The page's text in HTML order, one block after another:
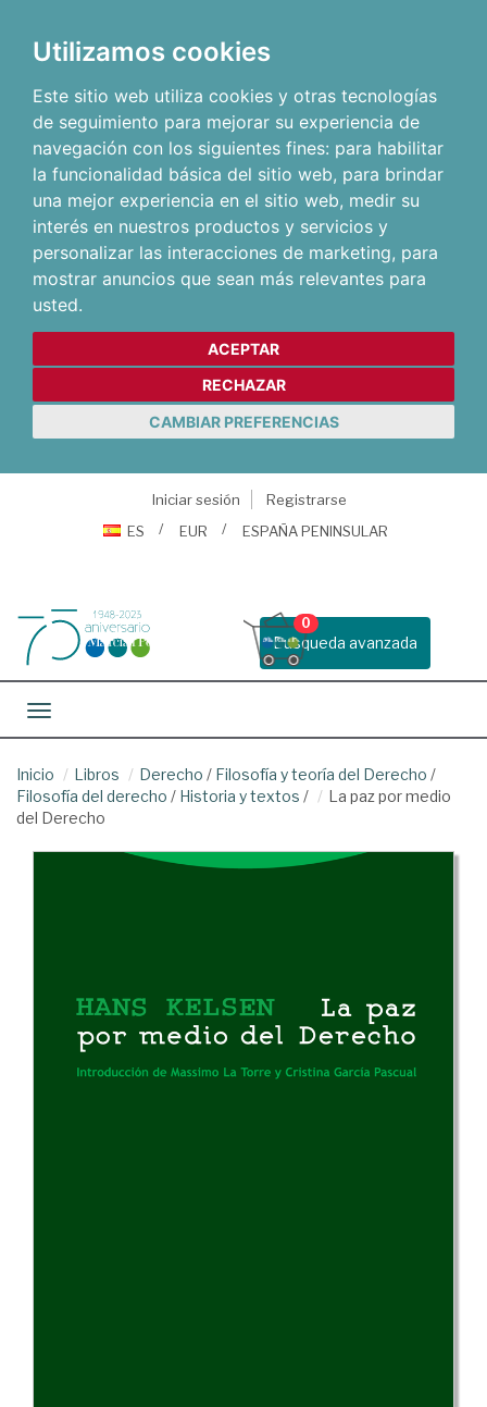
Utilizamos cookies
Este sitio web utiliza cookies y otras tecnologías
de seguimiento para mejorar su experiencia de
navegación con los siguientes fines: para habilitar
la funcionalidad básica del sitio web, para brindar
una mejor experiencia en el sitio web, medir su
interés en nuestros productos y servicios y
personalizar las interacciones de marketing, para
mostrar anuncios que sean más relevantes para
usted.
ACEPTAR
RECHAZAR
CAMBIAR PREFERENCIAS
Iniciar sesión
Registrarse
ES
EUR ESPAÑA PENINSULAR
Busqueda avanzada
0
Toggle navigation
Inicio Libros Derecho / Filosofía y teoría del Derecho /
Filosofía del derecho / Historia y textos /
La paz por medio
del Derecho